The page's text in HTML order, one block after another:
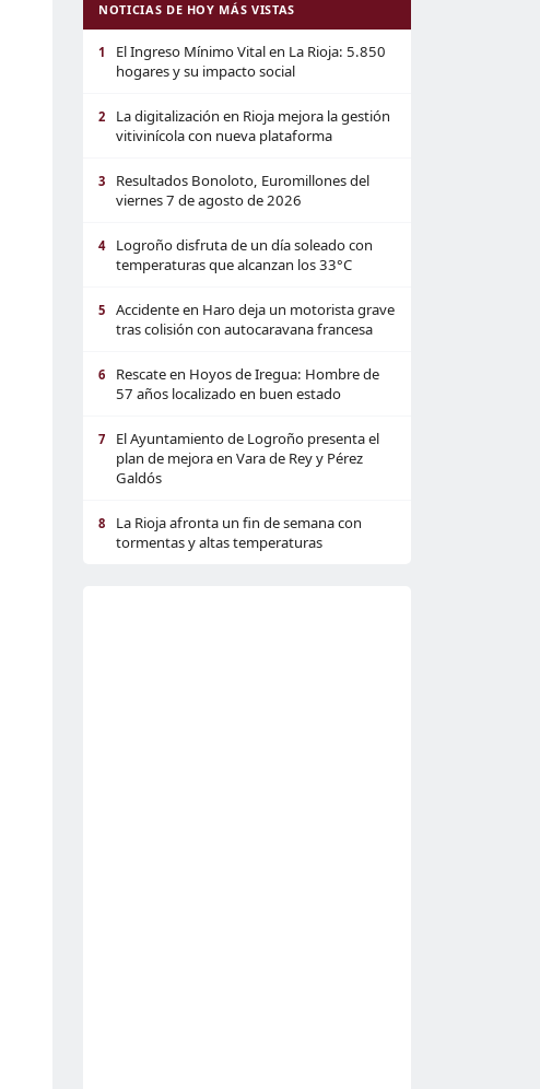
NOTICIAS DE HOY MÁS VISTAS
1
El Ingreso Mínimo Vital en La Rioja: 5.850
hogares y su impacto social
2
La digitalización en Rioja mejora la gestión
vitivinícola con nueva plataforma
3
Resultados Bonoloto, Euromillones del
viernes 7 de agosto de 2026
4
Logroño disfruta de un día soleado con
temperaturas que alcanzan los 33°C
5
Accidente en Haro deja un motorista grave
tras colisión con autocaravana francesa
6
Rescate en Hoyos de Iregua: Hombre de
57 años localizado en buen estado
7
El Ayuntamiento de Logroño presenta el
plan de mejora en Vara de Rey y Pérez
Galdós
8
La Rioja afronta un fin de semana con
tormentas y altas temperaturas